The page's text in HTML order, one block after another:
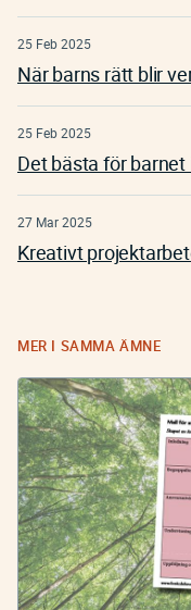
25 Feb 2025
När barns rätt blir
25 Feb 2025
Det bästa för barnet
27 Mar 2025
Kreativt
MER I SAMMA ÄMNE